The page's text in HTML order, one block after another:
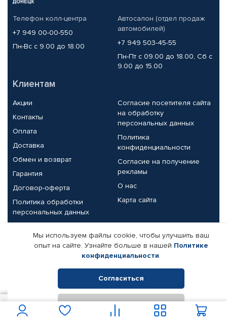
Телефон колл-центра
+7 949 00-00-550
Пн-Вс с 9.00 до 18.00
Автосалон (отдел продаж
автомобилей)
+7 949 503-45-55
Пн-Пт с 09.00 до 18.00, Сб с
9.00 до 15.00
Клиентам
Акции
Контакты
Оплата
Доставка
Обмен и возврат
Гарантия
Договор-оферта
Политика обработки
персональных данных
Согласие посетителя сайта
на обработку
персональных данных
Политика
конфиденциальности
Согласие на получение
рекламы
О нас
Карта сайта
Партнерам
Корпоративным клиентам
Поставщикам
Реквизиты компании
© КАМАЗ ЦЕНТР ДОНЕЦК, 2015-2026. Все права защищены.
Интернет-магазин автомобильных товаров Автопрофи.
Мы используем файлы cookie, чтобы улучшить ваш
опыт на сайте. Узнайте больше в нашей Политике
конфиденциальности.
Согласиться
Отклонить
В корзину